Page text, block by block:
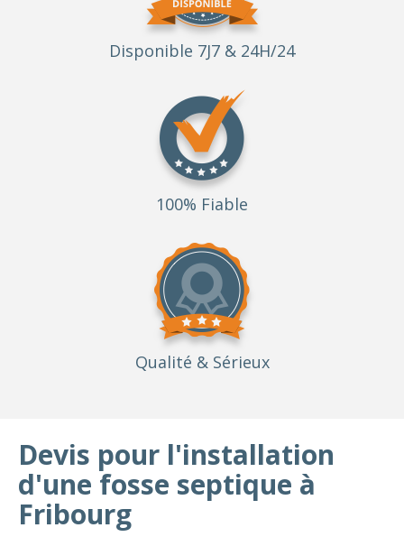
Disponible 7J7 & 24H/24
100% Fiable
Qualité & Sérieux
Devis pour l'installation
d'une fosse septique à
Fribourg